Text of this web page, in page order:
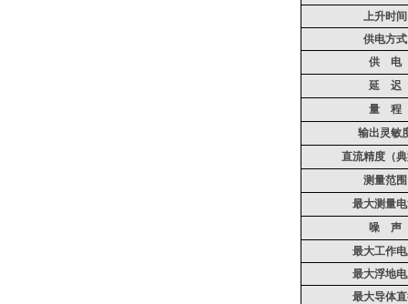
上升时间
供电方式
供
电
延
迟
量
程
输出灵敏
直流精度（
测量范围
最大测量
噪
声
最大工作
最大浮地
最大导体